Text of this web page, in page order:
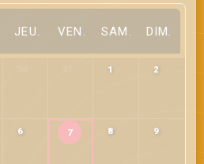
JEU. VEN. SAM. DIM.
1 2
6 7 8 9